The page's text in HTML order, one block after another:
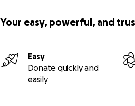
Your easy, powerful, and
Easy
Donate quickly and
easily